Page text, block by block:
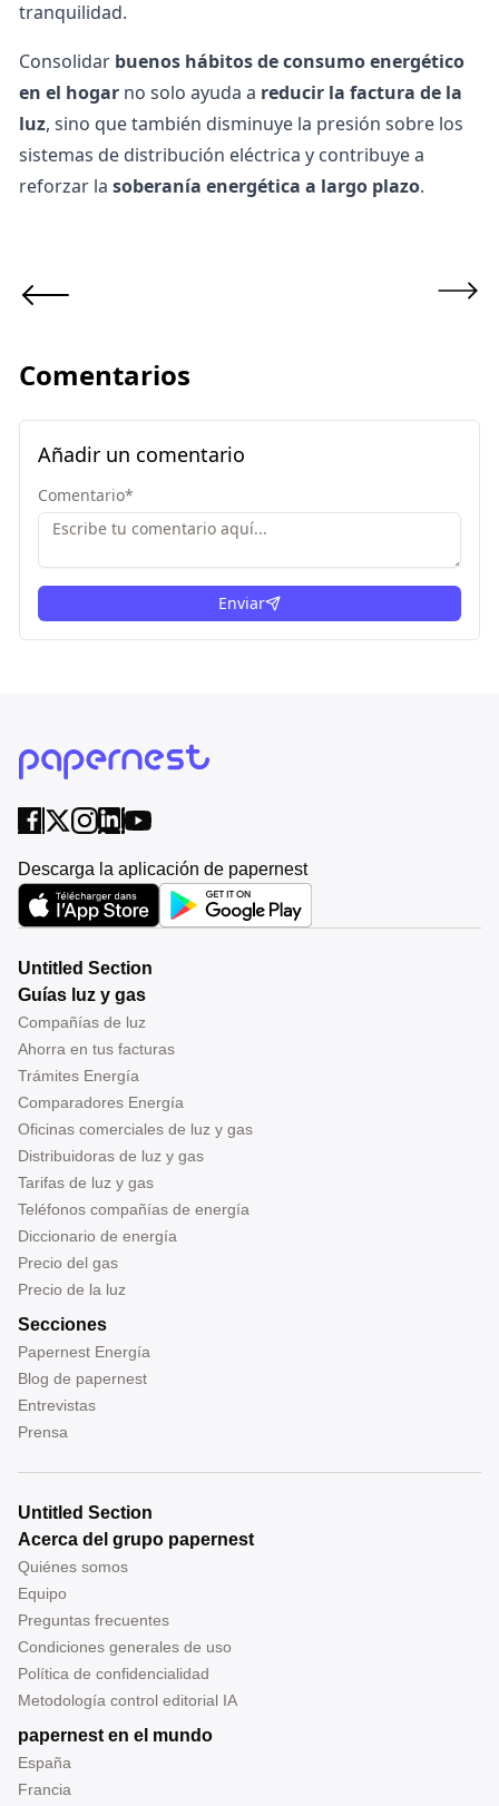
tranquilidad.
Consolidar buenos hábitos de consumo energético
en el hogar no solo ayuda a reducir la factura de la
luz, sino que también disminuye la presión sobre los
sistemas de distribución eléctrica y contribuye a
reforzar la soberanía energética a largo plazo.
Comentarios
Añadir un comentario
Comentario*
Enviar
Descarga la aplicación de papernest
Untitled Section
Guías luz y gas
Compañías de luz
Ahorra en tus facturas
Trámites Energía
Comparadores Energía
Oficinas comerciales de luz y gas
Distribuidoras de luz y gas
Tarifas de luz y gas
Teléfonos compañías de energía
Diccionario de energía
Precio del gas
Precio de la luz
Secciones
Papernest Energía
Blog de papernest
Entrevistas
Prensa
Untitled Section
Acerca del grupo papernest
Quiénes somos
Equipo
Preguntas frecuentes
Condiciones generales de uso
Política de confidencialidad
Metodología control editorial IA
papernest en el mundo
España
Francia